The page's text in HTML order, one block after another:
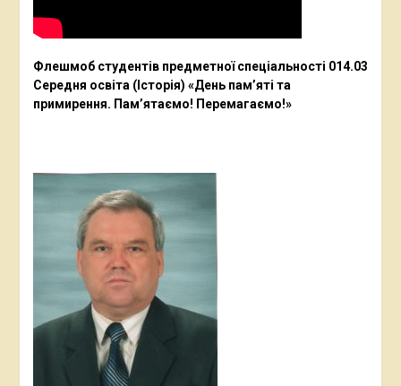
Флешмоб студентів предметної спеціальності 014.03
Середня освіта (Історія) «День пам’яті та
примирення. Пам’ятаємо! Перемагаємо!»